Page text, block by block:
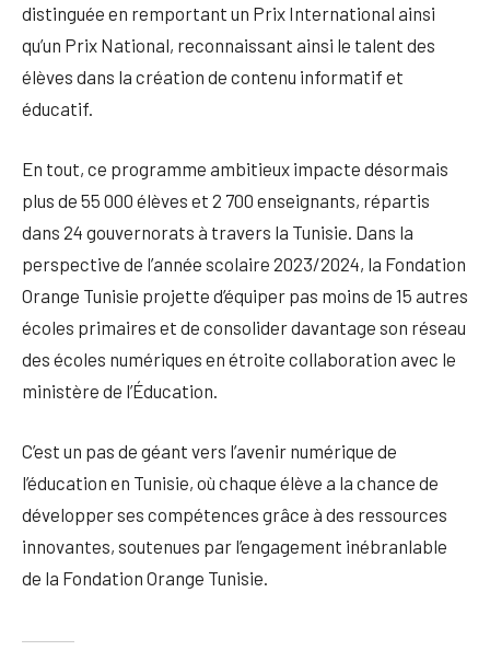
distinguée en remportant un Prix International ainsi
qu’un Prix National, reconnaissant ainsi le talent des
élèves dans la création de contenu informatif et
éducatif.
En tout, ce programme ambitieux impacte désormais
plus de 55 000 élèves et 2 700 enseignants, répartis
dans 24 gouvernorats à travers la Tunisie. Dans la
perspective de l’année scolaire 2023/2024, la Fondation
Orange Tunisie projette d’équiper pas moins de 15 autres
écoles primaires et de consolider davantage son réseau
des écoles numériques en étroite collaboration avec le
ministère de l’Éducation.
C’est un pas de géant vers l’avenir numérique de
l’éducation en Tunisie, où chaque élève a la chance de
développer ses compétences grâce à des ressources
innovantes, soutenues par l’engagement inébranlable
de la Fondation Orange Tunisie.